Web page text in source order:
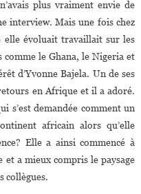
plus vraiment envie de
interview. Mais une fois chez
elle évoluait travaillait sur les
le Ghana, le Nigeria et
d’Yvonne Bajela. Un de ses
en Afrique et il a adoré.
s’est demandée comment un
africain alors qu’elle
Elle a ainsi commencé à
et a mieux compris le paysage
collègues.